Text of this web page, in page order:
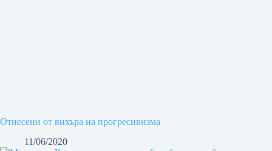
Отнесени от вихъра на прогресивизма
11/06/2020